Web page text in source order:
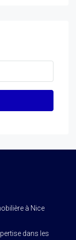
à Nice
dans les